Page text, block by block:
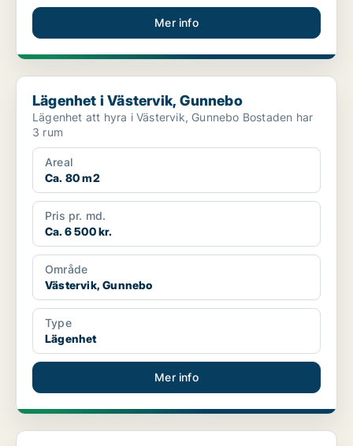
Mer info
Lägenhet i Västervik, Gunnebo
Lägenhet i Västervik, Gunnebo
Lägenhet att hyra i Västervik, Gunnebo Bostaden har
3 rum
Areal
Ca. 80 m2
Pris pr. md.
Ca. 6 500 kr.
Område
Västervik, Gunnebo
Type
Lägenhet
Mer info
Lägenhet i Västervik, Gunnebo